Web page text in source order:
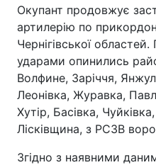
Окупант продовжує
артилерію по
Чернігівської
ударами опинились
Волфине, Заріччя,
Леонівка, Журавка,
Хутір, Басівка,
Лісківщина, з РСЗВ
Згідно з наявними